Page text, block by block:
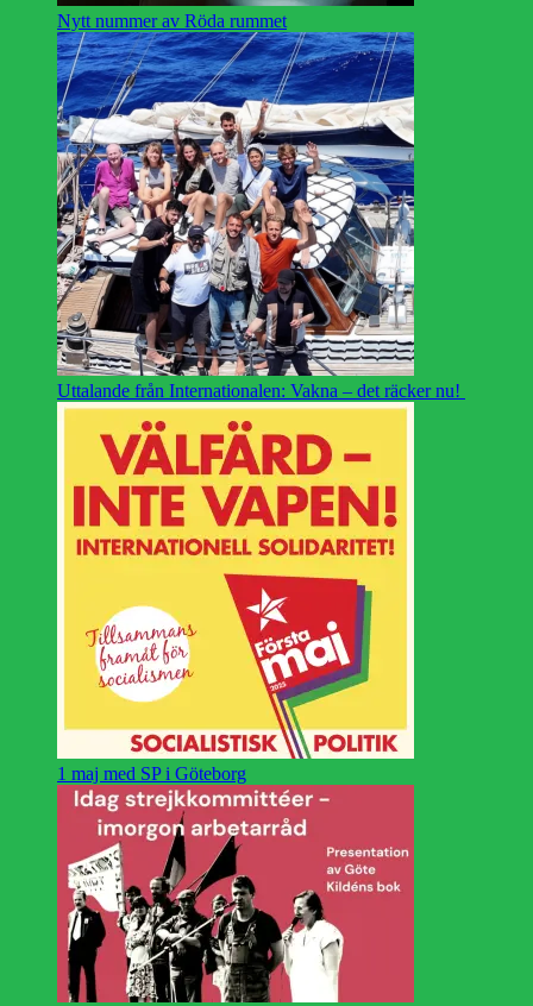
Nytt nummer av Röda rummet
Uttalande från Internationalen: Vakna – det räcker nu!
1 maj med SP i Göteborg